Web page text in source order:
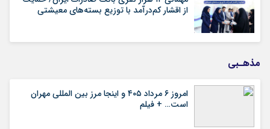
از اقشار کم‌درآمد با توزیع بسته‌های معیشتی
مذهـبی
امروز ۶ مرداد ۴۰۵ و اینجا مرز بین المللی مهران
است… + فیلم